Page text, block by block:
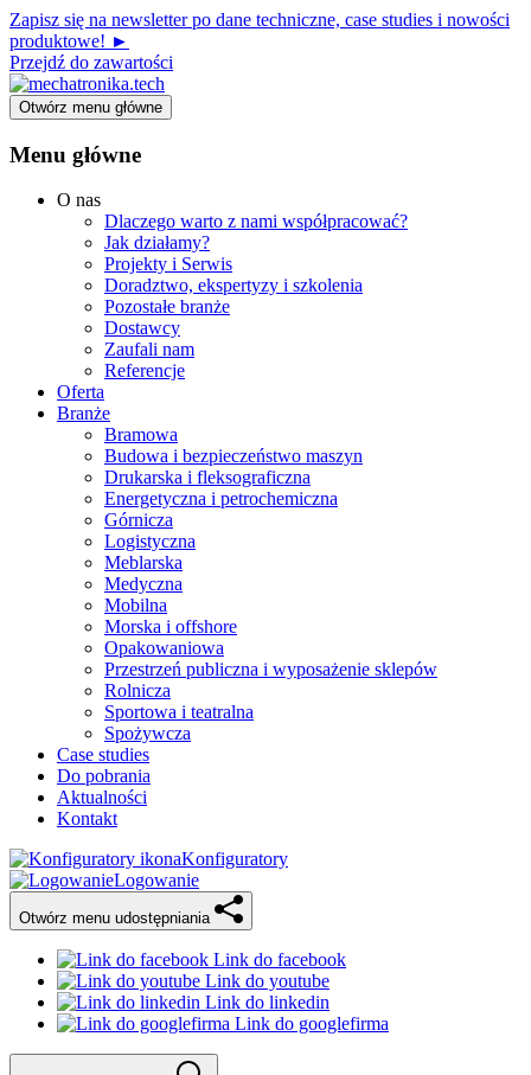
Zapisz się na newsletter po dane techniczne, case studies i nowości
produktowe! ►
Przejdź do zawartości
Otwórz menu główne
Menu główne
O nas
Dlaczego warto z nami współpracować?
Jak działamy?
Projekty i Serwis
Doradztwo, ekspertyzy i szkolenia
Pozostałe branże
Dostawcy
Zaufali nam
Referencje
Oferta
Branże
Bramowa
Budowa i bezpieczeństwo maszyn
Drukarska i fleksograficzna
Energetyczna i petrochemiczna
Górnicza
Logistyczna
Meblarska
Medyczna
Mobilna
Morska i offshore
Opakowaniowa
Przestrzeń publiczna i wyposażenie sklepów
Rolnicza
Sportowa i teatralna
Spożywcza
Case studies
Do pobrania
Aktualności
Kontakt
Konfiguratory
Logowanie
Otwórz menu udostępniania
Link do facebook
Link do youtube
Link do linkedin
Link do googlefirma